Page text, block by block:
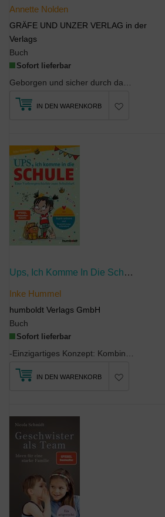
Annette Nolden
GRÄFE UND UNZER VERLAG in der
Verlags
Buch
Sofort lieferbar
IN DEN WARENKORB
Ups, Ich Komme In Die Schule
Inke Hummel
humboldt Verlags GmbH
Buch
Sofort lieferbar
IN DEN WARENKORB